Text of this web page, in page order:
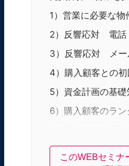
1）営業に必要な
2）反響応対 電話
3）反響応対 メー
4）購入顧客との
5）資金計画の基礎
6）購入顧客のラ
8）案内前の準備
このWEBセミナ